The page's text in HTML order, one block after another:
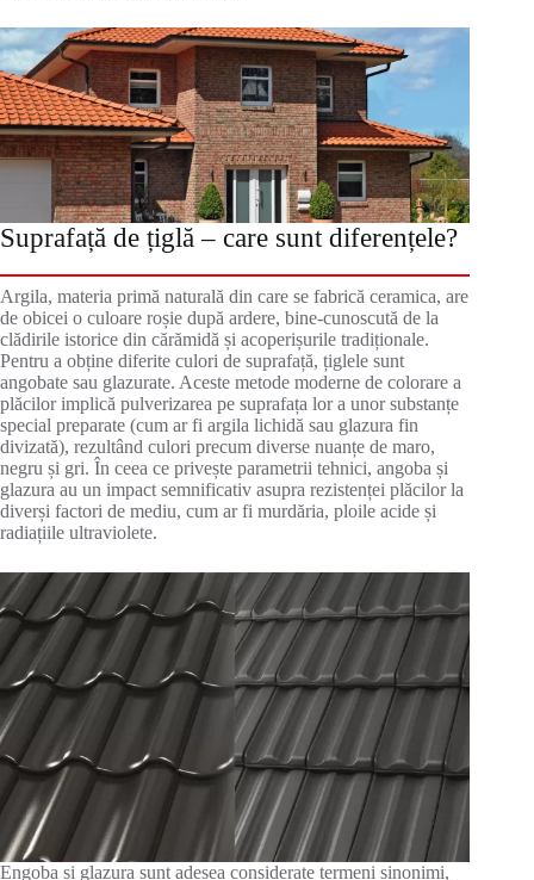
Suprafață de țiglă – care sunt diferențele?
Argila, materia primă naturală din care se fabrică ceramica, are
de obicei o culoare roșie după ardere, bine-cunoscută de la
clădirile istorice din cărămidă și acoperișurile tradiționale.
Pentru a obține diferite culori de suprafață, țiglele sunt
angobate sau glazurate. Aceste metode moderne de colorare a
plăcilor implică pulverizarea pe suprafața lor a unor substanțe
special preparate (cum ar fi argila lichidă sau glazura fin
divizată), rezultând culori precum diverse nuanțe de maro,
negru și gri. În ceea ce privește parametrii tehnici, angoba și
glazura au un impact semnificativ asupra rezistenței plăcilor la
diverși factori de mediu, cum ar fi murdăria, ploile acide și
radiațiile ultraviolete.
Engoba și glazura sunt adesea considerate termeni sinonimi,